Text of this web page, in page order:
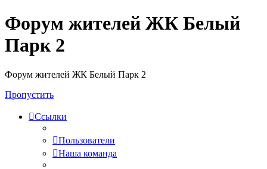
Форум жителей ЖК Белый
Парк 2
Форум жителей ЖК Белый Парк 2
Пропустить
Ссылки
Пользователи
Наша команда